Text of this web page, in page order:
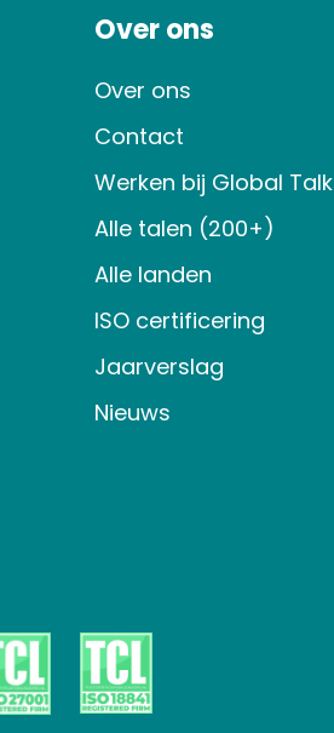
Over ons
Over ons
Contact
Werken bij Global Talk
Alle talen (200+)
Alle landen
ISO certificering
Jaarverslag
Nieuws